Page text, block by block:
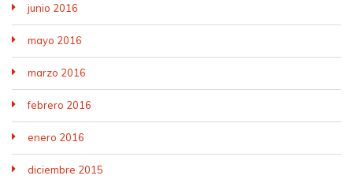
junio 2016
mayo 2016
marzo 2016
febrero 2016
enero 2016
diciembre 2015